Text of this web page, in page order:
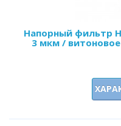
Напорный фильтр
3 мкм /